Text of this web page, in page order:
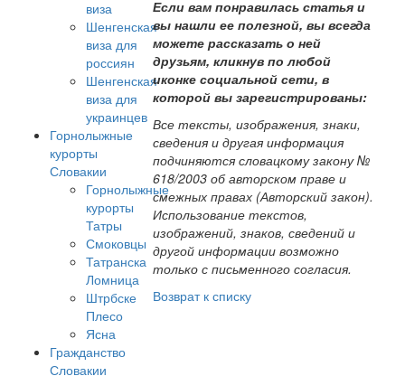
виза
Шенгенская
виза для
россиян
Шенгенская
виза для
украинцев
Горнолыжные
курорты
Словакии
Горнолыжные
курорты
Татры
Смоковцы
Татранска
Ломница
Штрбске
Плесо
Ясна
Гражданство
Словакии
Если вам понравилась статья и
вы нашли ее полезной, вы всегда
можете рассказать о ней
друзьям, кликнув по любой
иконке социальной сети, в
которой вы зарегистрированы:
Все тексты, изображения, знаки,
сведения и другая информация
подчиняются словацкому закону №
618/2003 об авторском праве и
смежных правах (Авторский закон).
Использование текстов,
изображений, знаков, сведений и
другой информации возможно
только с письменного согласия.
Возврат к списку